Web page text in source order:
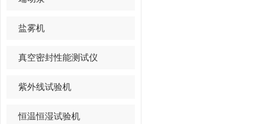
盐雾机
真空密封性能测试仪
紫外线试验机
恒温恒湿试验机